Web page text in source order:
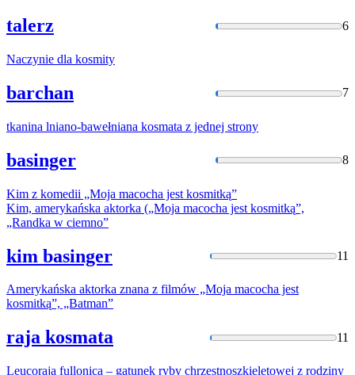
talerz 6
Naczynie dla kosmity
barchan 7
tkanina lniano-bawełniana kosmata z jednej strony
basinger 8
Kim z komedii „Moja macocha jest kosmitką”
Kim, amerykańska aktorka („Moja macocha jest kosmitką”,
„Randka w ciemno”
kim basinger 11
Amerykańska aktorka znana z filmów „Moja macocha jest
kosmitką”, „Batman”
raja kosmata 11
Leucoraja fullonica – gatunek ryby chrzęstnoszkieletowej z rodziny